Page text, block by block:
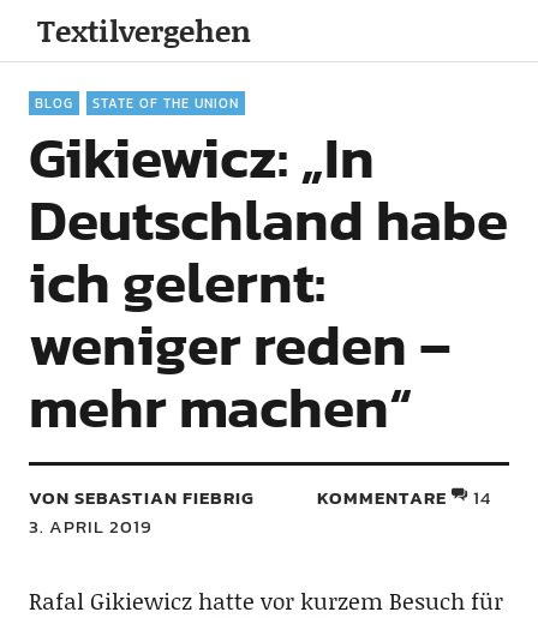
Textilvergehen
BLOG STATE OF THE UNION
Gikiewicz: „In
Deutschland habe
ich gelernt:
weniger reden –
mehr machen“
VON SEBASTIAN FIEBRIG
3. APRIL 2019
KOMMENTARE 14
Rafal Gikiewicz hatte vor kurzem Besuch für